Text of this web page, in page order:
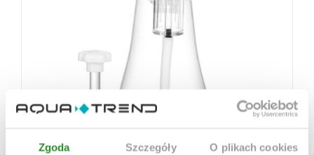
Zgoda Szczegóły O plikach cookies